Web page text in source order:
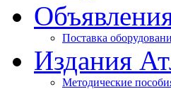
Поставка
Издания
Методические